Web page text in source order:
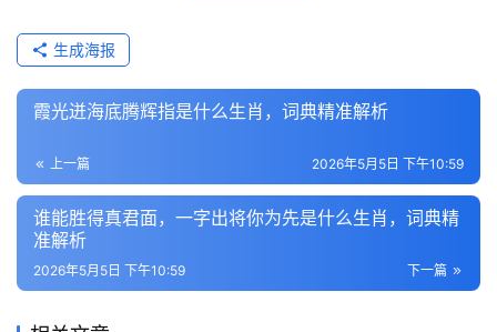
生成海报
霞光迸海底腾辉指是什么生肖，词典精准解析
上一篇 2026年5月5日 下午10:59
谁能胜得真君面，一字出将你为先是什么生肖，词典精
准解析
下一篇
2026年5月5日 下午10:59